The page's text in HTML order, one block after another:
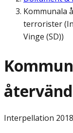
Kommunala
terrorister
Vinge (SD))
Interpellation